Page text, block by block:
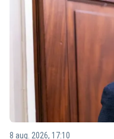
8 aug. 2026, 17:10